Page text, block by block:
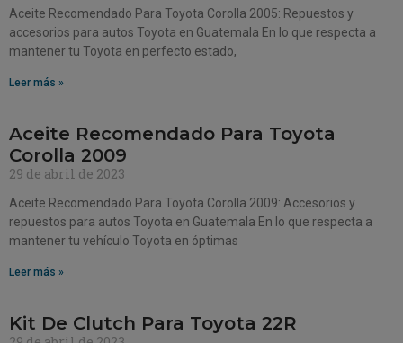
Aceite Recomendado Para Toyota Corolla 2005: Repuestos y
accesorios para autos Toyota en Guatemala En lo que respecta a
mantener tu Toyota en perfecto estado,
Leer más »
Aceite Recomendado Para Toyota
Corolla 2009
29 de abril de 2023
Aceite Recomendado Para Toyota Corolla 2009: Accesorios y
repuestos para autos Toyota en Guatemala En lo que respecta a
mantener tu vehículo Toyota en óptimas
Leer más »
Kit De Clutch Para Toyota 22R